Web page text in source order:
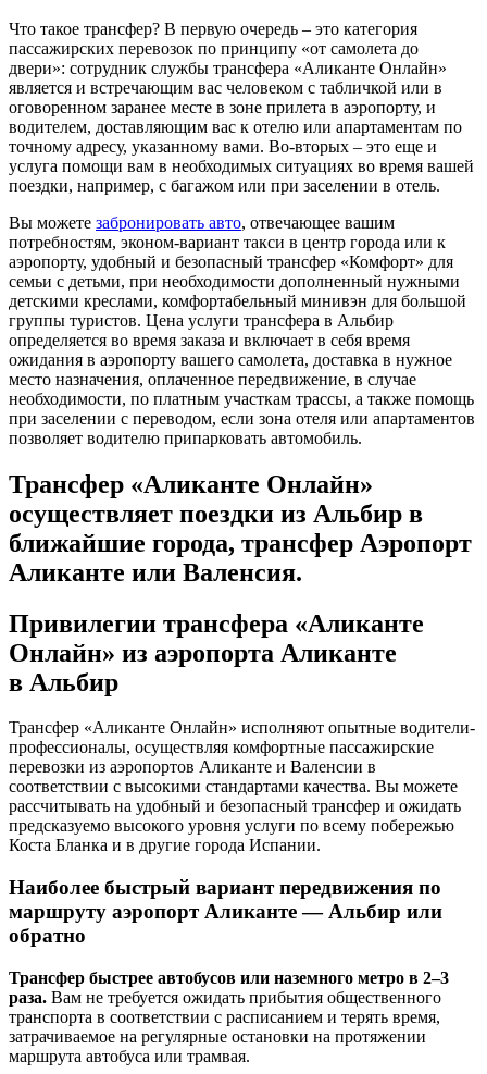
Что такое трансфер? В первую очередь – это категория
пассажирских перевозок по принципу «от самолета до
двери»: сотрудник службы трансфера «Аликанте Онлайн»
является и встречающим вас человеком с табличкой или в
оговоренном заранее месте в зоне прилета в аэропорту, и
водителем, доставляющим вас к отелю или апартаментам по
точному адресу, указанному вами. Во-вторых – это еще и
услуга помощи вам в необходимых ситуациях во время вашей
поездки, например, с багажом или при заселении в отель.
Вы можете забронировать авто, отвечающее вашим
потребностям, эконом-вариант такси в центр города или к
аэропорту, удобный и безопасный трансфер «Комфорт» для
семьи с детьми, при необходимости дополненный нужными
детскими креслами, комфортабельный минивэн для большой
группы туристов. Цена услуги трансфера в Альбир
определяется во время заказа и включает в себя время
ожидания в аэропорту вашего самолета, доставка в нужное
место назначения, оплаченное передвижение, в случае
необходимости, по платным участкам трассы, а также помощь
при заселении с переводом, если зона отеля или апартаментов
позволяет водителю припарковать автомобиль.
Трансфер «Аликанте Онлайн»
осуществляет поездки из Альбир в
ближайшие города, трансфер Аэропорт
Аликанте или Валенсия.
Привилегии трансфера «Аликанте
Онлайн» из аэропорта Аликанте
в Альбир
Трансфер «Аликанте Онлайн» исполняют опытные водители-
профессионалы, осуществляя комфортные пассажирские
перевозки из аэропортов Аликанте и Валенсии в
соответствии с высокими стандартами качества. Вы можете
рассчитывать на удобный и безопасный трансфер и ожидать
предсказуемо высокого уровня услуги по всему побережью
Коста Бланка и в другие города Испании.
Наиболее быстрый вариант передвижения по
маршруту аэропорт Аликанте — Альбир или
обратно
Трансфер быстрее автобусов или наземного метро в 2–3
раза. Вам не требуется ожидать прибытия общественного
транспорта в соответствии с расписанием и терять время,
затрачиваемое на регулярные остановки на протяжении
маршрута автобуса или трамвая.